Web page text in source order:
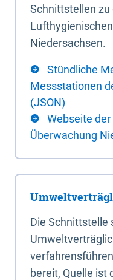
Schnittstellen
Niedersachsen.
Stündliche
Messstationen
(JSON)
Webseite
Überwachung
Die Schnittstelle
bereit, Quelle ist